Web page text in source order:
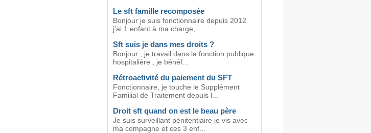
Le sft famille recomposée
Bonjour je suis fonctionnaire depuis 2012
j'ai 1 enfant à ma charge,...
Sft suis je dans mes droits ?
Bonjour , je travail dans la fonction publique
hospitalière , je bénéf...
Rétroactivité du paiement du SFT
Fonctionnaire, je touche le Supplément
Familial de Traitement depuis l...
Droit sft quand on est le beau père
Je suis surveillant pénitentiaire je vis avec
ma compagne et ces 3 enf...